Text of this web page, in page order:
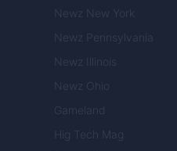
Newz New York
Newz Pennsylvania
Newz Illinois
Newz Ohio
Gameland
Hig Tech Mag